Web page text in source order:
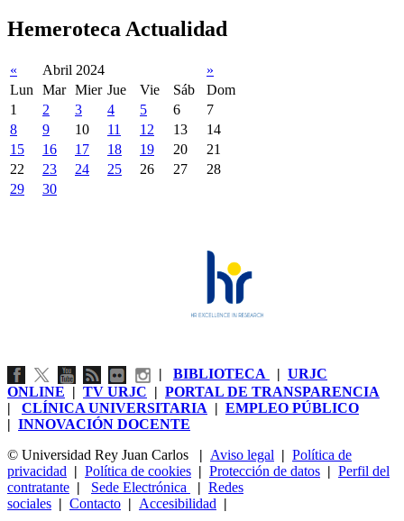
Hemeroteca Actualidad
« Abril 2024
»
Lun
Mar Mier Jue Vie Sáb
Dom
1
2 3 4 5 6
7
8
9 10 11 12 13
14
15
16 17 18 19 20
21
22
23 24 25 26 27
28
29
30
| BIBLIOTECA | URJC
ONLINE | TV URJC | PORTAL DE TRANSPARENCIA
| CLÍNICA UNIVERSITARIA | EMPLEO PÚBLICO
| INNOVACIÓN DOCENTE
© Universidad Rey Juan Carlos
| Aviso legal | Política de
privacidad | Política de cookies | Protección de datos | Perfil del
contratante | Sede Electrónica | Redes
sociales | Contacto | Accesibilidad |